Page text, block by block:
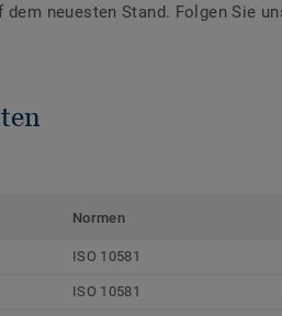
dem neuesten Stand. Folgen Sie
Normen
ISO 10581
ISO 10581